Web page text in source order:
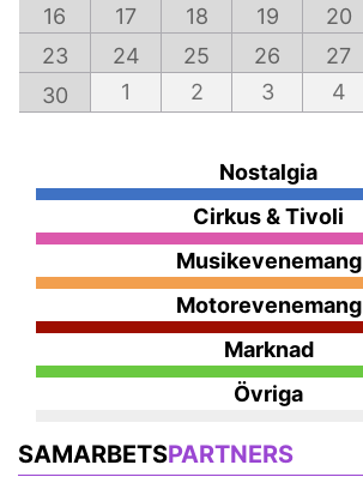
16
17 18 19 20
23
24 25 26 27
30
1 2 3 4
Nostalgia
Cirkus & Tivoli
Musikevenemang
Motorevenemang
Marknad
Övriga
SAMARBETSPARTNERS